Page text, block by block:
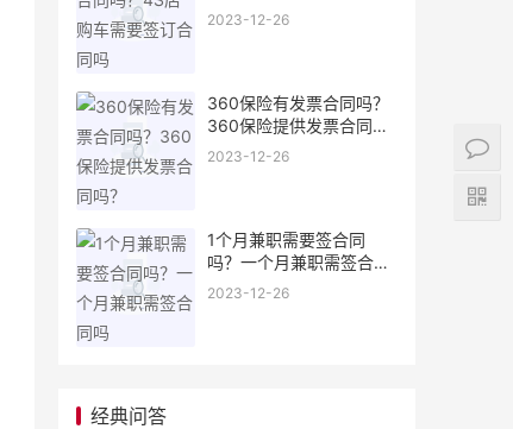
2023-12-26
360保险有发票合同吗？
360保险提供发票合同
吗？
2023-12-26
1个月兼职需要签合同
吗？一个月兼职需签合同
吗
2023-12-26
经典问答